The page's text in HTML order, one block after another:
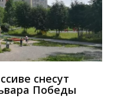
снесут
Победы